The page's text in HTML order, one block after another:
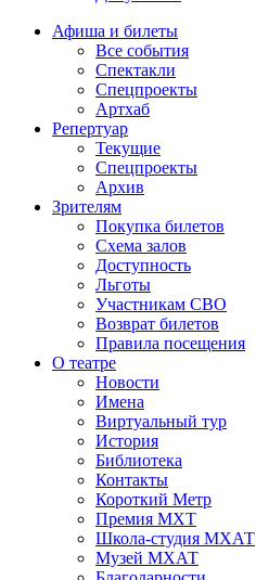
Афиша и билеты
Все события
Спектакли
Спецпроекты
Артхаб
Репертуар
Текущие
Спецпроекты
Архив
Зрителям
Покупка билетов
Схема залов
Доступность
Льготы
Участникам СВО
Возврат билетов
Правила посещения
О театре
Новости
Имена
Виртуальный тур
История
Библиотека
Контакты
Короткий Метр
Премия МХТ
Школа-студия МХАТ
Музей МХАТ